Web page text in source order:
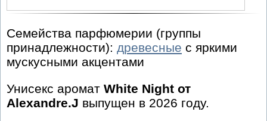
Семейства парфюмерии (группы
принадлежности): древесные с яркими
мускусными акцентами
Унисекс аромат White Night от
Alexandre.J выпущен в 2026 году.